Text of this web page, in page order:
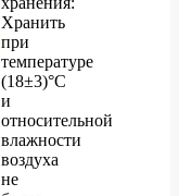
Хранить
при
температуре
(18±3)°C
и
относительной
влажности
воздуха
не